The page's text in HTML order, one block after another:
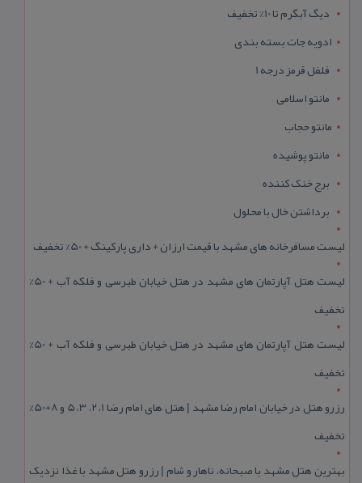
دیگ آبگرم تا 10% تخفیف
ادویه جات بسته بندی
فلفل قرمز درجه 1
مانتو اسلامی
مانتو حجاب
مانتو پوشیده
برج خنک کننده
برداشتن خال با محلول
لیست مسافرخانه های مشهد با قیمت ارزان + داری پارکینگ + 50% تخفیف
لیست هتل آپارتمان های مشهد در هتل خیابان طبرسی و فلکه آب + 50%
تخفیف
لیست هتل آپارتمان های مشهد در هتل خیابان طبرسی و فلکه آب + 50%
تخفیف
رزرو هتل در خیابان امام رضا مشهد | هتل‌ های امام رضا 1، 2، 3، 5 و 8+50%
تخفیف
بهترین هتل مشهد با صبحانه، ناهار و شام | رزرو هتل مشهد با غذا نزدیک